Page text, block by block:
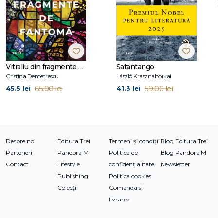
Dror A. Mishani(n. 1975) este un scriitor israelian de romane
poliţiste, editor şi literat, specializat în istoria literaturii poliţiste.
Seria avându-l drept protagonist pe inspectorul Avraham
Avraham a fost publicată iniţial în ebraică, în 2011, şi a fost
tradusă în numeroase limbi.
Dror A. Mishani locuieşte cu soţia şi cei doi copii ai săi la Tel
Aviv.
Vitraliu din fragmente de fantomă
Cristina Demetrescu
45.5 lei 65.00 lei
Satantango
László Krasznahorkai
41.3 lei 59.00 lei
Despre noi
Parteneri
Contact
Editura Trei
Pandora M
Lifestyle
Publishing
Colecții
Termeni și condiții
Politica de
confidențialitate
Politica cookies
Comanda si
livrarea
Blog Editura Trei
Blog Pandora M
Newsletter